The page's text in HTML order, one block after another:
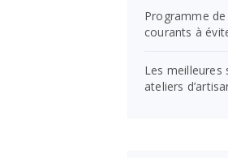
Programme
courants à
Les meilleures
ateliers